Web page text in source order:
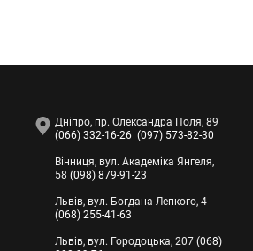
Дніпро, пр. Олександра Поля, 89
(066) 332-16-26 (097) 573-82-30
Вінниця, вул. Академіка Янгеля,
58 (098) 879-91-23
Львів, вул. Богдана Лепкого, 4
(068) 255-41-63
Львів, вул. Городоцька, 207 (068)